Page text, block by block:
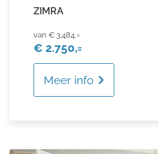
ZIMRA
€ 3.484,=
€ 2.750,=
Meer info